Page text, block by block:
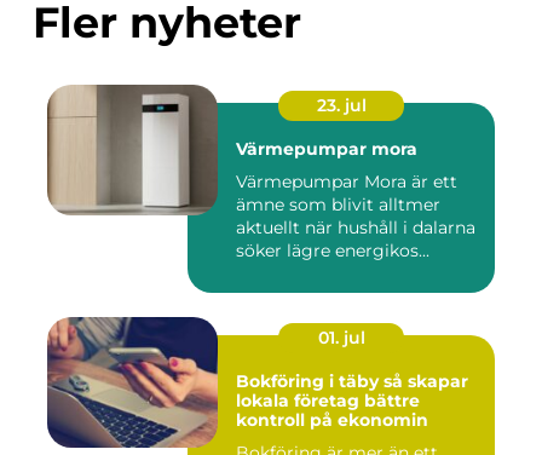
Fler nyheter
23. jul
Värmepumpar mora
Värmepumpar Mora är ett
ämne som blivit alltmer
aktuellt när hushåll i dalarna
söker lägre energikos...
01. jul
Bokföring i täby så skapar
lokala företag bättre
kontroll på ekonomin